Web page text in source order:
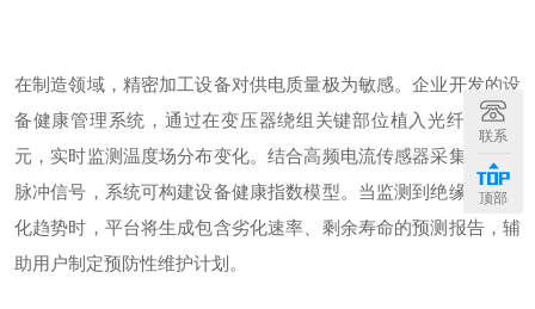
在制造领域，精密加工设备对供电质量极为敏感。企业开发的设
备健康管理系统，通过在变压器绕组关键部位植入光纤测温单
元，实时监测温度场分布变化。结合高频电流传感器采集的放电
脉冲信号，系统可构建设备健康指数模型。当监测到绝缘性能劣
化趋势时，平台将生成包含劣化速率、剩余寿命的预测报告，辅
助用户制定预防性维护计划。
联系
顶部